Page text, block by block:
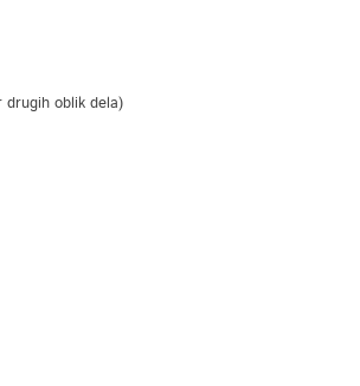
drugih oblik dela)